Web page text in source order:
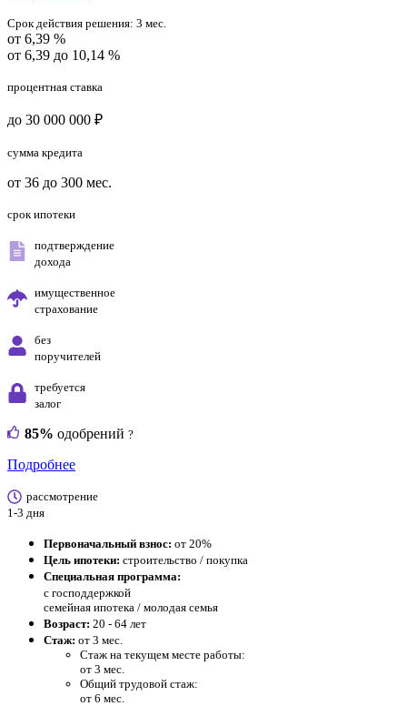
Срок действия решения: 3 мес.
от 6,39 %
от 6,39 до 10,14 %
процентная ставка
до 30 000 000 ₽
сумма кредита
от 36 до 300 мес.
срок ипотеки
подтверждение
дохода
имущественное
страхование
без
поручителей
требуется
залог
85% одобрений ?
Подробнее
рассмотрение
1-3 дня
Первоначальный взнос: от 20%
Цель ипотеки: строительство / покупка
Специальная программа:
с господдержкой
семейная ипотека / молодая семья
Возраст: 20 - 64 лет
Стаж: от 3 мес.
Стаж на текущем месте работы:
от 3 мес.
Общий трудовой стаж:
от 6 мес.